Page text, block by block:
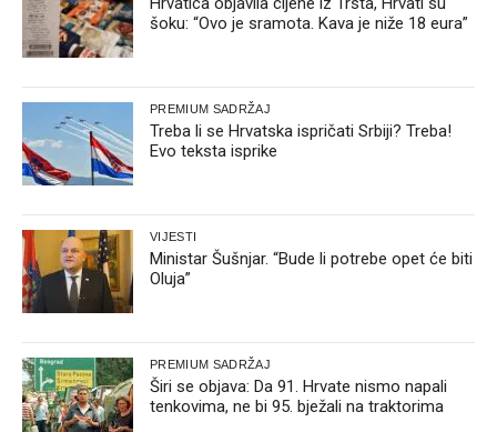
šoku: “Ovo je sramota. Kava je niže 18 eura”
PREMIUM SADRŽAJ
Treba li se Hrvatska ispričati Srbiji? Treba!
Evo teksta isprike
VIJESTI
Ministar Šušnjar. “Bude li potrebe opet će biti
Oluja”
PREMIUM SADRŽAJ
Širi se objava: Da 91. Hrvate nismo napali
tenkovima, ne bi 95. bježali na traktorima